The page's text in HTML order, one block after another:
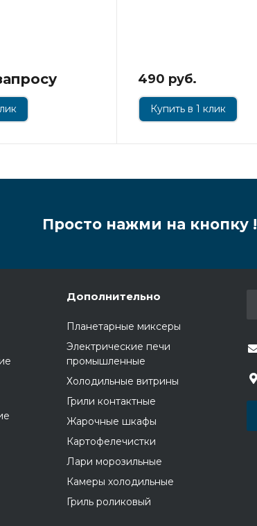
490 руб.
Купить в 1 клик
Просто нажми на кнопку !
Дополнительно
Планетарные миксеры
Электрические печи
промышленные
Холодильные витрины
Грили контактные
Жарочные шкафы
Картофелечистки
Лари морозильные
Камеры холодильные
Гриль роликовый